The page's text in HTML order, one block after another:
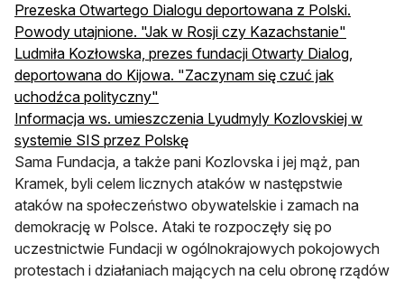
Prezeska Otwartego Dialogu deportowana z Polski.
Powody utajnione. "Jak w Rosji czy Kazachstanie"
Ludmiła Kozłowska, prezes fundacji Otwarty Dialog,
deportowana do Kijowa. "Zaczynam się czuć jak
uchodźca polityczny"
Informacja ws. umieszczenia Lyudmyly Kozlovskiej w
systemie SIS przez Polskę
Sama Fundacja, a także pani Kozlovska i jej mąż, pan
Kramek, byli celem licznych ataków w następstwie
ataków na społeczeństwo obywatelskie i zamach na
demokrację w Polsce. Ataki te rozpoczęły się po
uczestnictwie Fundacji w ogólnokrajowych pokojowych
protestach i działaniach mających na celu obronę rządów